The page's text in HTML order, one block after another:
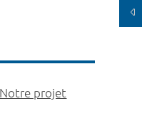
projet